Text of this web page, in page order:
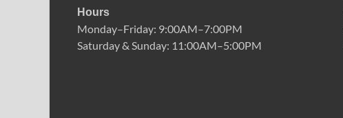
Hours
Monday–Friday: 9:00AM–7:00PM
Saturday & Sunday: 11:00AM–5:00PM